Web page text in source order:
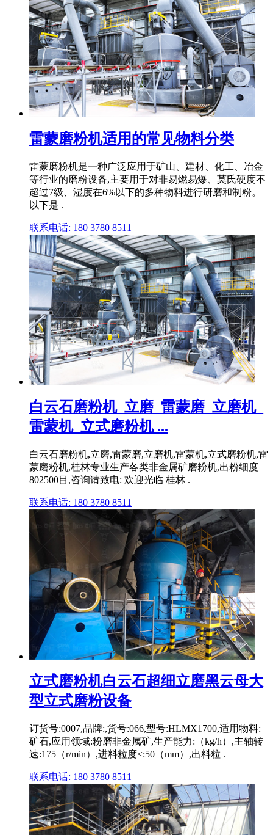
雷蒙磨粉机适用的常见物料分类
雷蒙磨粉机是一种广泛应用于矿山、建材、化工、冶金
等行业的磨粉设备,主要用于对非易燃易爆、莫氏硬度不
超过7级、湿度在6%以下的多种物料进行研磨和制粉。
以下是 .
联系电话: 180 3780 8511
白云石磨粉机_立磨_雷蒙磨_立磨机_
雷蒙机_立式磨粉机 ...
白云石磨粉机,立磨,雷蒙磨,立磨机,雷蒙机,立式磨粉机,雷
蒙磨粉机,桂林专业生产各类非金属矿磨粉机,出粉细度
802500目,咨询请致电: 欢迎光临 桂林 .
联系电话: 180 3780 8511
立式磨粉机白云石超细立磨黑云母大
型立式磨粉设备
订货号:0007,品牌:,货号:066,型号:HLMX1700,适用物料:
矿石,应用领域:粉磨非金属矿,生产能力:（kg/h）,主轴转
速:175（r/min）,进料粒度≤:50（mm）,出料粒 .
联系电话: 180 3780 8511